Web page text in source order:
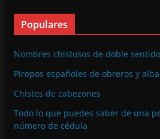
Populares
Nombres chistosos de doble
Piropos españoles de obreros y
Chistes de cabezones
Todo lo que puedes saber de una
número de cédula